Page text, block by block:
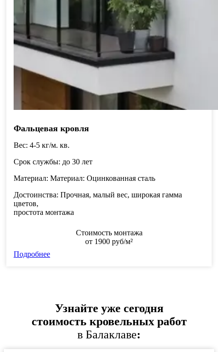
Фальцевая кровля
Вес: 4-5 кг/м. кв.
Срок службы: до 30 лет
Материал: Материал: Оцинкованная сталь
Достоинства: Прочная, малый вес, широкая гамма
цветов,
простота монтажа
Стоимость монтажа
от 1900 руб/м²
Подробнее
Узнайте уже сегодня
стоимость кровельных работ
в Балаклаве: